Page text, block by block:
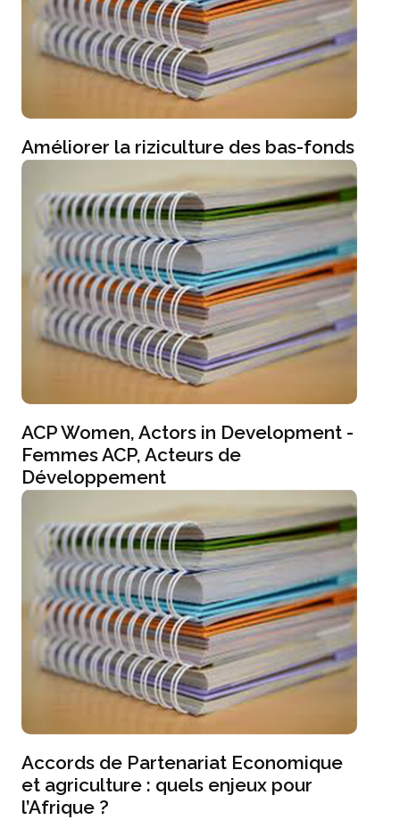
Améliorer la riziculture des bas-fonds
ACP Women, Actors in Development -
Femmes ACP, Acteurs de
Développement
Accords de Partenariat Economique
et agriculture : quels enjeux pour
l’Afrique ?